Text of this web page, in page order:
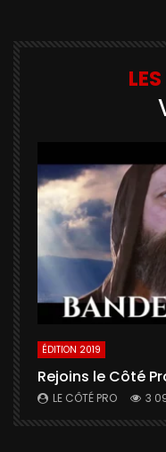
ÉDITION 2019
Rejoins le Côté
LE CÔTÉ PRO 3